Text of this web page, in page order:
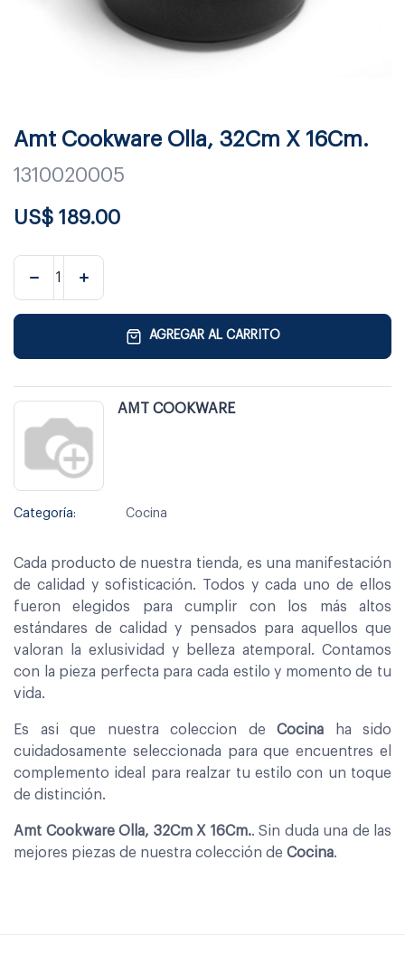
Amt Cookware Olla, 32Cm X 16Cm.
1310020005
US$ 189.00
AGREGAR AL CARRITO
AMT COOKWARE
Categoría: Cocina
Cada producto de nuestra tienda, es una manifestación
de calidad y sofisticación. Todos y cada uno de ellos
fueron elegidos para cumplir con los más altos
estándares de calidad y pensados para aquellos que
valoran la exlusividad y belleza atemporal. Contamos
con la pieza perfecta para cada estilo y momento de tu
vida.
Es asi que nuestra coleccion de Cocina ha sido
cuidadosamente seleccionada para que encuentres el
complemento ideal para realzar tu estilo con un toque
de distinción.
Amt Cookware Olla, 32Cm X 16Cm.. Sin duda una de las
mejores piezas de nuestra colección de Cocina.